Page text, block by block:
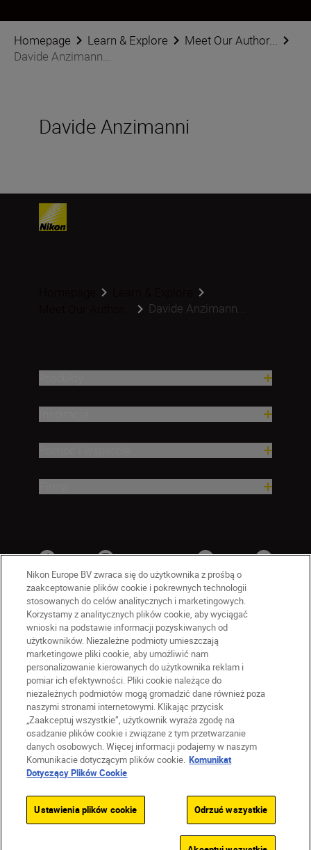
Homepage Learn & Explore
Meet Our Author...
Davide Anzimann...
Davide Anzimanni
Davide Anzimann...
PL Nikon Sites
Skontaktuj się z nami
Oświadczenie dotyczące prywatności
Warunki użytkowania
Warunki korzystania z Nikon Store
Komunikat dotyczący plików cookie
Dostępność
Ustawienia plików cookie
© 2026 Nikon
SKIP
Nikon Europe BV zwraca się do użytkownika z prośbą o
zaakceptowanie plików cookie i pokrewnych technologii
stosowanych do celów analitycznych i marketingowych.
Korzystamy z analitycznych plików cookie, aby wyciągać
wnioski na podstawie informacji pozyskiwanych od
użytkowników. Niezależne podmioty umieszczają
marketingowe pliki cookie, aby umożliwić nam
personalizowanie kierowanych do użytkownika reklam i
pomiar ich efektywności. Pliki cookie należące do
niezależnych podmiotów mogą gromadzić dane również poza
naszymi stronami internetowymi. Klikając przycisk
„Zaakceptuj wszystkie”, użytkownik wyraża zgodę na
osadzanie plików cookie i związane z tym przetwarzanie
danych osobowych. Więcej informacji podajemy w naszym
Komunikacie dotyczącym plików cookie. Komunikat
Dotyczący Plików Cookie
Ustawienia plików cookie Odrzuć wszystkie